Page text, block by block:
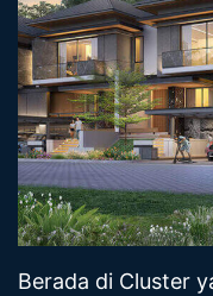
Berada di Cluster